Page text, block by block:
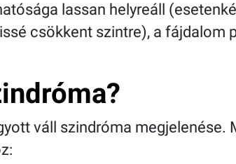
lassan helyreáll
csökkent szintre), a fájdalom
váll szindróma megjelenése.